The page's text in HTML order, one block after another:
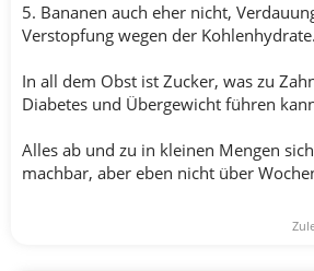
5. Bananen auch eher nicht,
Verstopfung wegen der Kohlenhydrate.
In all dem Obst ist Zucker, was zu
Diabetes und Übergewicht führen
Alles ab und zu in kleinen Mengen
machbar, aber eben nicht über